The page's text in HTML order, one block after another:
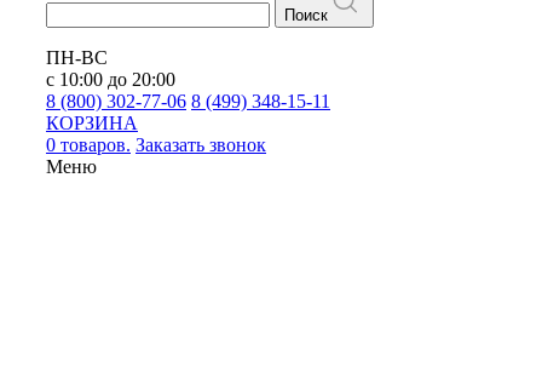
Поиск
ПН-ВС
с 10:00 до 20:00
8 (800) 302-77-06 8 (499) 348-15-11
КОРЗИНА
0 товаров. Заказать звонок
Меню